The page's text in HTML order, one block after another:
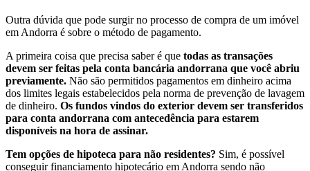
Outra dúvida que pode surgir no processo de compra de um imóvel
em Andorra é sobre o método de pagamento.
A primeira coisa que precisa saber é que todas as transações
devem ser feitas pela conta bancária andorrana que você abriu
previamente. Não são permitidos pagamentos em dinheiro acima
dos limites legais estabelecidos pela norma de prevenção de lavagem
de dinheiro. Os fundos vindos do exterior devem ser transferidos
para conta andorrana com antecedência para estarem
disponíveis na hora de assinar.
Tem opções de hipoteca para não residentes? Sim, é possível
conseguir financiamento hipotecário em Andorra sendo não